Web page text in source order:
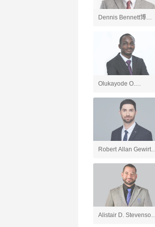
Dennis Bennett博士
英国文学、英语老师
Olukayode O.
Ogundipe博士 化学、
AP化学、AP环境科学
Robert Allan Gewirtz
英语、应用英语老师
Alistair D. Stevenson